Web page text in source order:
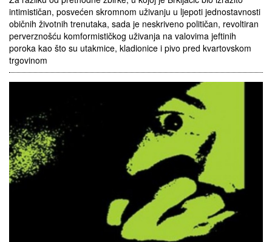
intimističan, posvećen skromnom uživanju u ljepoti jednostavnosti
običnih životnih trenutaka, sada je neskriveno političan, revoltiran
perverznošću komformističkog uživanja na valovima jeftinih
poroka kao što su utakmice, kladionice i pivo pred kvartovskom
trgovinom